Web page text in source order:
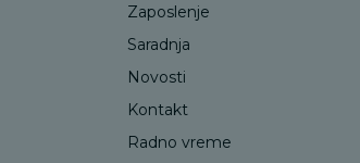
Zaposlenje
Saradnja
Novosti
Kontakt
Radno vreme